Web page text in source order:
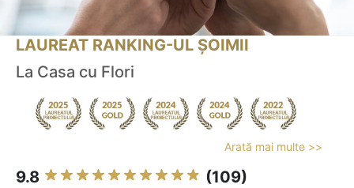
LAUREAT RANKING-UL ȘOIMII
La Casa cu Flori
Arată mai multe >>
9.8 (109)